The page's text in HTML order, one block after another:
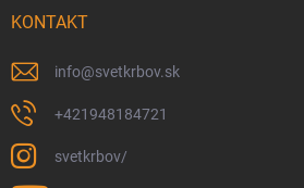
KONTAKT
info@svetkrbov.sk
+421948184721
svetkrbov/